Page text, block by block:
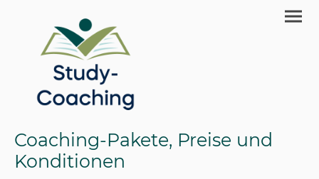
Coaching-Pakete, Preise und
Konditionen